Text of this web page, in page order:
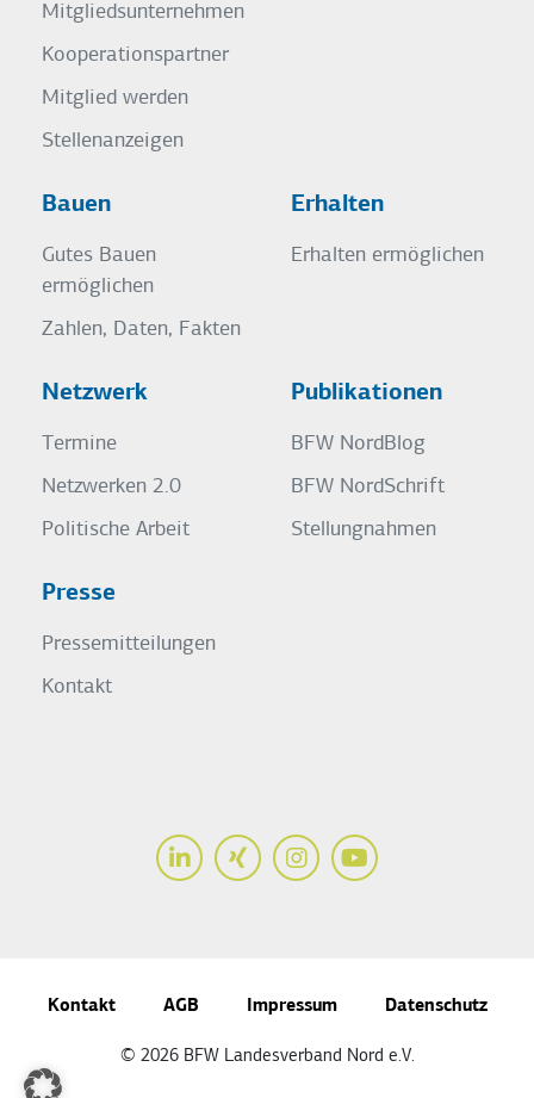
Mitgliedsunternehmen
Kooperationspartner
Mitglied werden
Stellenanzeigen
Bauen
Gutes Bauen
ermöglichen
Zahlen, Daten, Fakten
Erhalten
Erhalten ermöglichen
Netzwerk
Termine
Netzwerken 2.0
Politische Arbeit
Publikationen
BFW NordBlog
BFW NordSchrift
Stellungnahmen
Presse
Pressemitteilungen
Kontakt
LinkedInXing InstagramYoutube
© 2026 BFW Landesverband Nord e.V.
Kontakt AGB Impressum Datenschutz